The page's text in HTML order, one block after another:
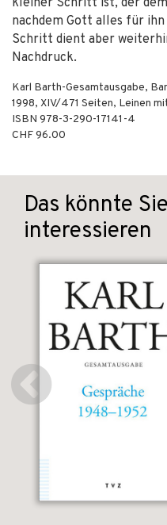
kleiner Schritt ist, der
nachdem Gott alles für
Schritt dient aber
Nachdruck.
Karl Barth-Gesamtausgabe,
1998, XIV/471 Seiten, Leinen
ISBN 978-3-290-17141-4
CHF 96.00
Das könnte
interessieren